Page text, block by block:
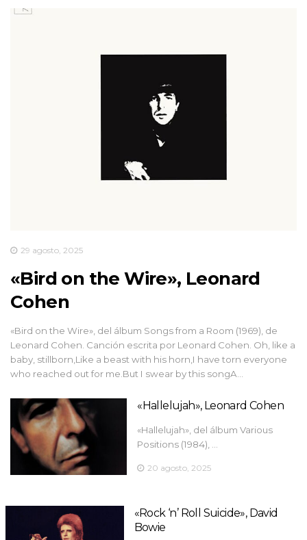
29 agosto, 2025
«Bird on the Wire», Leonard
Cohen
«Bird on the Wire», del álbum Songs from a Room (1969), de
Leonard Cohen. Canción escrita por Leonard Cohen. Oh, like a
baby, stillborn,Like a beast with his horn,I have torn everyone
who reached out for me.But I swear by this songA…
«Hallelujah», Leonard Cohen
«Hallelujah», del álbum Various
Positions (1984), …
20 agosto, 2025
«Rock ‘n’ Roll Suicide», David
Bowie